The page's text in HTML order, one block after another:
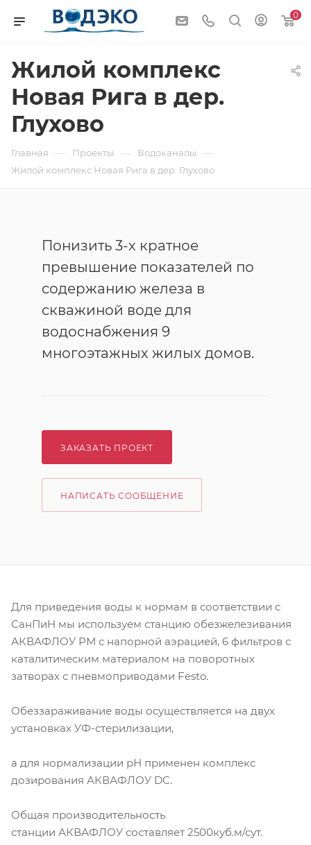
0
Жилой комплекс
Новая Рига в дер.
Глухово
Главная — Проекты — Водоканалы —
Жилой комплекс Новая Рига в дер. Глухово
Понизить 3-х кратное
превышение показателей по
содержанию железа в
скважиной воде для
водоснабжения 9
многоэтажных жилых домов.
ЗАКАЗАТЬ ПРОЕКТ
НАПИСАТЬ СООБЩЕНИЕ
Для приведения воды к нормам в соответствии с
СанПиН мы используем станцию обезжелезивания
АКВАФЛОУ РМ с напорной аэрацией, 6 фильтров с
каталитическим материалом на поворотных
затворах с пневмоприводами Festo.
Обеззараживание воды осуществляется на двух
установках УФ-стерилизации,
а для нормализации рН применен комплекс
дозирования АКВАФЛОУ DC.
Общая производительность
станции АКВАФЛОУ составляет 2500куб.м/сут.